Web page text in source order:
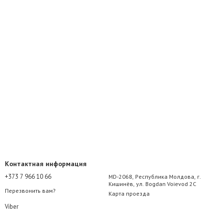
Контактная информация
+373 7 966 10 66
Перезвонить вам?
Viber
MD-2068, Республика Молдова, г.
Кишинёв, ул. Bogdan Voievod 2C
Карта проезда